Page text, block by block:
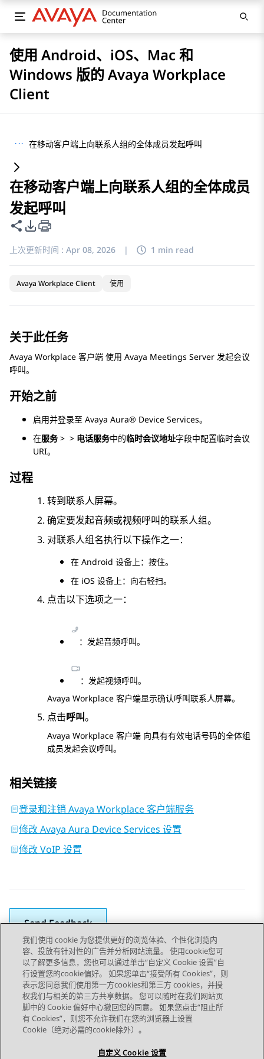
使用 Android、iOS、Mac 和
Windows 版的 Avaya Workplace
Client
··· 在移动客户端上向联系人组的全体成员发起呼叫
在移动客户端上向联系人组的全体成员
发起呼叫
共享此页面
PDF 导出选项
上次更新时间 : Apr 08, 2026 | 1 min read
Avaya Workplace Client 使用
关于此任务
Avaya Workplace 客户端 使用 Avaya Meetings Server 发起会议
呼叫。
开始之前
启用并登录至 Avaya Aura® Device Services。
在服务 > > 电话服务中的临时会议地址字段中配置临时会议
URI。
过程
转到联系人屏幕。
确定要发起音频或视频呼叫的联系人组。
对联系人组名执行以下操作之一：
在 Android 设备上：按住。
在 iOS 设备上：向右轻扫。
点击以下选项之一：
：发起音频呼叫。
：发起视频呼叫。
Avaya Workplace 客户端显示确认呼叫联系人屏幕。
点击呼叫。
Avaya Workplace 客户端 向具有有效电话号码的全体组
成员发起会议呼叫。
相关链接
登录和注销 Avaya Workplace 客户端服务
修改 Avaya Aura Device Services 设置
修改 VoIP 设置
Send Feedback
Topic navigation
上一主题 下一主题
STAY CONNECTED
我们使用 cookie 为您提供更好的浏览体验、个性化浏览内
容、投放有针对性的广告并分析网站流量。 使用cookie您可
以了解更多信息，您也可以通过单击“自定义 Cookie 设置”自
行设置您的cookie偏好。 如果您单击“接受所有 Cookies”，则
表示您同意我们使用第一方cookies和第三方 cookies，并授
权我们与相关的第三方共享数据。 您可以随时在我们网站页
脚中的 Cookie 偏好中心撤回您的同意。 如果您点击“阻止所
有 Cookies”，则您不允许我们在您的浏览器上设置
Cookie（绝对必需的cookie除外）。
自定义 Cookie 设置